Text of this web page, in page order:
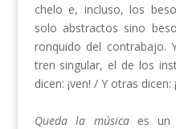
chelo e, incluso, los
solo abstractos sino
ronquido del contrabajo.
tren singular, el de los
dicen: ¡ven! / Y otras dicen:
Queda la música es un